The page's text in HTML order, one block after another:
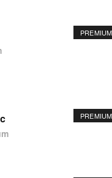
PREMIUM
PREMIUM